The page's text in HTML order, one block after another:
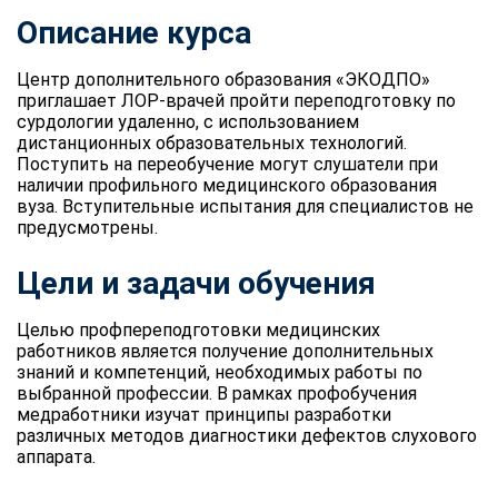
Описание курса
Центр дополнительного образования «ЭКОДПО»
приглашает ЛОР-врачей пройти переподготовку по
сурдологии удаленно, с использованием
дистанционных образовательных технологий.
Поступить на переобучение могут слушатели при
наличии профильного медицинского образования
вуза. Вступительные испытания для специалистов не
предусмотрены.
Цели и задачи обучения
Целью профпереподготовки медицинских
работников является получение дополнительных
знаний и компетенций, необходимых работы по
выбранной профессии. В рамках профобучения
медработники изучат принципы разработки
различных методов диагностики дефектов слухового
аппарата.